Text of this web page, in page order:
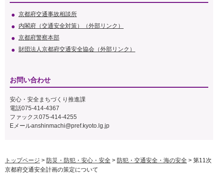
京都府交通事故相談所
内閣府（交通安全対策）（外部リンク）
京都府警察本部
財団法人京都府交通安全協会（外部リンク）
お問い合わせ
安心・安全まちづくり推進課
電話075-414-4367
ファックス075-414-4255
Eメールanshinmachi@pref.kyoto.lg.jp
トップページ > 防災・防犯・安心・安全 > 防犯・交通安全・海の安全 > 第11次
京都府交通安全計画の策定について